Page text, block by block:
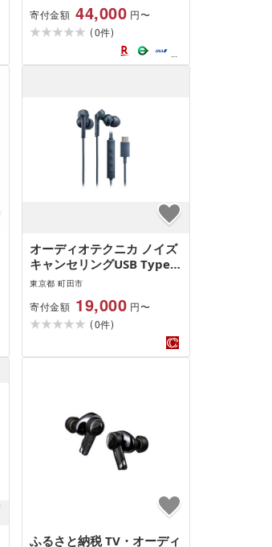
寄付金額 44,000 円〜
(0件)
オーディオテクニカ ノイズ
キャンセリングUSB Type-C
用イヤホン
東京都 町田市
寄付金額 19,000 円〜
(0件)
ふるさと納税 TV・オーディ